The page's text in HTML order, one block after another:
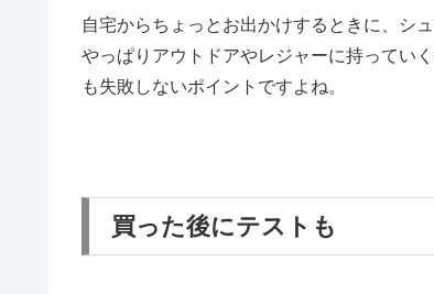
自宅からちょっとお出かけするときに、シ
やっぱりアウトドアやレジャーに持ってい
も失敗しないポイントですよね。
買った後にテストも